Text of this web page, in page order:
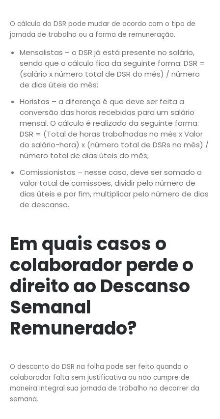
O cálculo do DSR pode mudar de acordo com o tipo de
jornada de trabalho ou a forma de remuneração.
Mensalistas – o DSR já está presente no salário,
sendo que o cálculo fica da seguinte forma: DSR =
(salário x número total de DSR do mês) / número
de dias úteis do mês;
Horistas – a diferença é que deve ser feita a
conversão das horas recebidas para um salário
mensal. O cálculo é realizado da seguinte forma:
DSR = (Total de horas trabalhadas no mês x Valor
do salário-hora) x (número total de DSRs no mês) /
número total de dias úteis do mês;
Comissionistas – nesse caso, deve ser somado o
valor total de comissões, dividir pelo número de
dias úteis e por fim, multiplicar pelo número de dias
de descanso.
Em quais casos o
colaborador perde o
direito ao Descanso
Semanal
Remunerado?
O desconto do DSR na folha pode ser feito quando o
colaborador falta sem justificativa ou não cumpre de
maneira integral sua jornada de trabalho no decorrer da
semana.